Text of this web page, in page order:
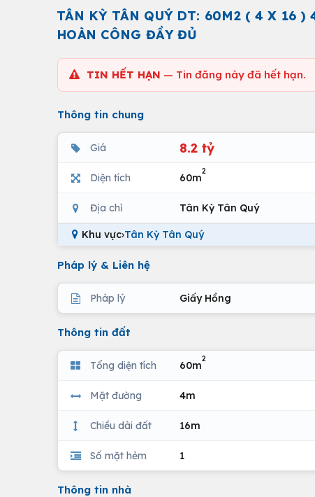
TÂN KỲ TÂN QUÝ DT: 60M2 ( 4 X 16
HOÀN CÔNG ĐẦY ĐỦ
TIN HẾT HẠN — Tin đăng này đã hết hạn.
Thông tin chung
Giá 8.2 tỷ
Diện tích 60m
2
Địa chỉ Tân Kỳ Tân Quý
Khu vực›Tân Kỳ Tân Quý
Pháp lý & Liên hệ
Pháp lý Giấy Hồng
Thông tin đất
Tổng diện tích 60m
2
Mặt đường 4m
Chiều dài đất 16m
Số mặt hẻm 1
Thông tin nhà